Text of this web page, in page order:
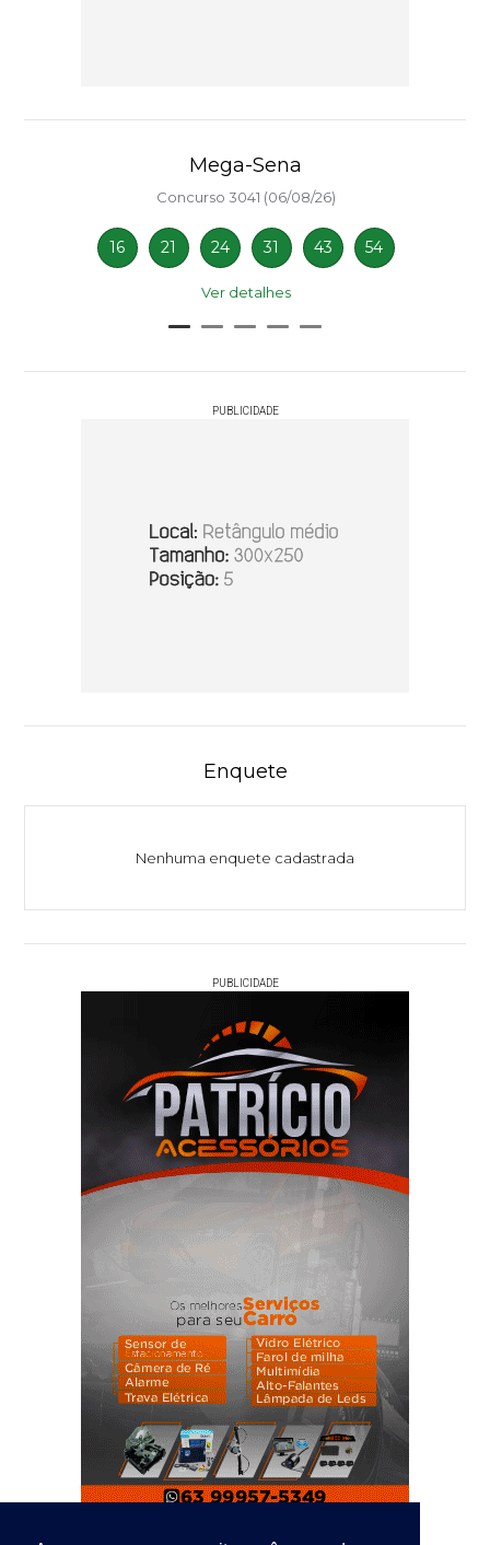
Mega-Sena
Concurso 3041 (06/08/26)
16 21 24 31 43 54
Ver detalhes
PUBLICIDADE
Enquete
Nenhuma enquete cadastrada
PUBLICIDADE